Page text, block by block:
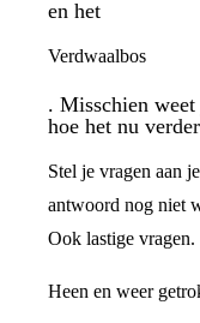
en het
Verdwaalbos
. Misschien
hoe het nu
Stel je vragen aan
antwoord nog niet
Ook lastige vragen.
Heen en weer